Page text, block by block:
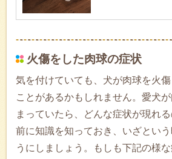
火傷をした肉球の症状
気を付けていても、犬が肉球を火
ことがあるかもしれません。愛犬
まっていたら、どんな症状が現れ
前に知識を知っておき、いざとい
うにしましょう。もしも下記の様